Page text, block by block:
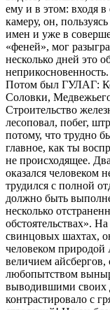
ему и в этом: входя
камеру, он,
имен и уже в
«феней», мог
несколько дней это
неприкосновенность.
Потом был ГУЛАГ:
Соловки,
Строительство
лесоповал, побег,
потому, что трудно
главное, как ты
не происходящее.
оказался человеком
трудился с полной
должно быть
несколько
обстоятельствах».
свинцовых шахтах,
человеком
величием
любопытством
выводившими своих
контрастировало с